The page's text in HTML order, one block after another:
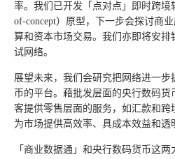
率。我们已开发「点对点」即时跨
of-concept）原型，下一步会探讨商
算和资本市场交易。我们亦即将安排
试网络。
展望未来，我们会研究把网络进一
币的平台。藉批发层面的央行数码
客提供零售层面的服务，如汇款和
为市场提供高效率、具成本效益和透
「商业数据通」和央行数码货币这